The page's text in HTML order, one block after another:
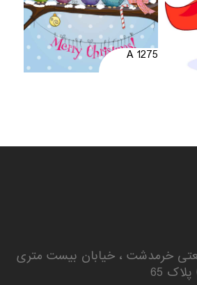
A 1275
خرمدشت ، خیابان بیست متری